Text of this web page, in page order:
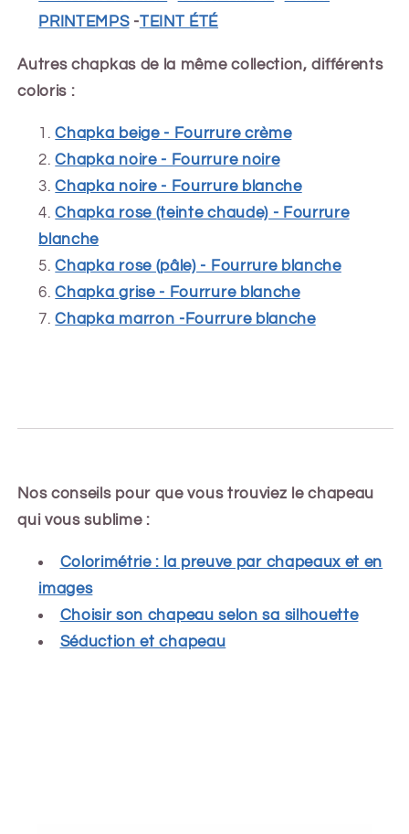
PRINTEMPS-TEINT ÉTÉ
Autres chapkas de la même collection, différents
coloris :
Chapka beige - Fourrure crème
Chapka noire - Fourrure noire
Chapka noire - Fourrure blanche
Chapka rose (teinte chaude) - Fourrure
blanche
Chapka rose (pâle) - Fourrure blanche
Chapka grise - Fourrure blanche
Chapka marron -Fourrure blanche
Nos conseils pour que vous trouviez le chapeau
qui vous sublime :
Colorimétrie : la preuve par chapeaux et en
images
Choisir son chapeau selon sa silhouette
Séduction et chapeau